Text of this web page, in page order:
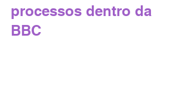
processos dentro da
BBC